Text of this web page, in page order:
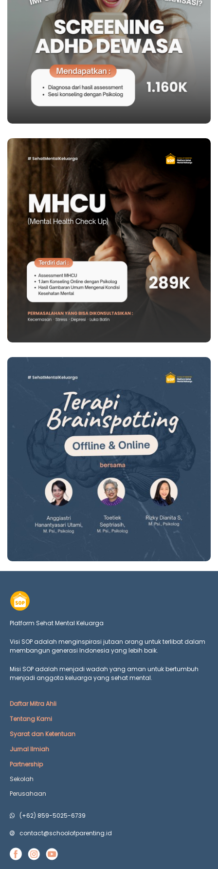
Platform Sehat Mental Keluarga
Visi SOP adalah menginspirasi jutaan orang untuk terlibat dalam
membangun generasi Indonesia yang lebih baik.
Misi SOP adalah menjadi wadah yang aman untuk bertumbuh
menjadi anggota keluarga yang sehat mental.
Daftar Mitra Ahli
Tentang Kami
Syarat dan Ketentuan
Jurnal Ilmiah
Partnership
Sekolah
Perusahaan
(+62) 859-5025-6739
contact@schoolofparenting.id